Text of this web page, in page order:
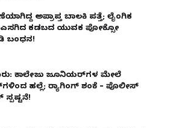
ಅಪ್ರಾಪ್ತ ಬಾಲಕಿ ಪತ್ತೆ; ಲೈಂಗಿಕ
ಕಡಬದ ಯುವಕ ಪೋಕ್ಸೋ
ಬಂಧನ!
ಕಾಲೇಜು ಜೂನಿಯರ್‌ಗಳ ಮೇಲೆ
ಹಲ್ಲೆ; ರ‌್ಯಾಗಿಂಗ್ ಶಂಕೆ – ಪೊಲೀಸ್